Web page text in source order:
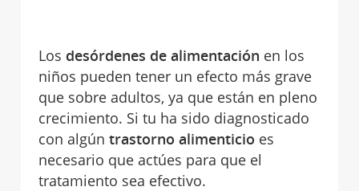
Los desórdenes de alimentación en los
niños pueden tener un efecto más grave
que sobre adultos, ya que están en pleno
crecimiento. Si tu ha sido diagnosticado
con algúntrastorno alimenticio es
necesario que actúes para que el
tratamiento sea efectivo.